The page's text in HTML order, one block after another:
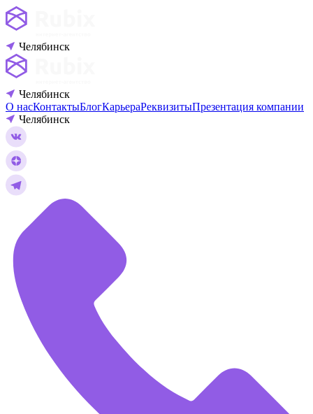
Челябинск
Челябинск
О насКонтактыБлогКарьераРеквизитыПрезентация компании
Челябинск